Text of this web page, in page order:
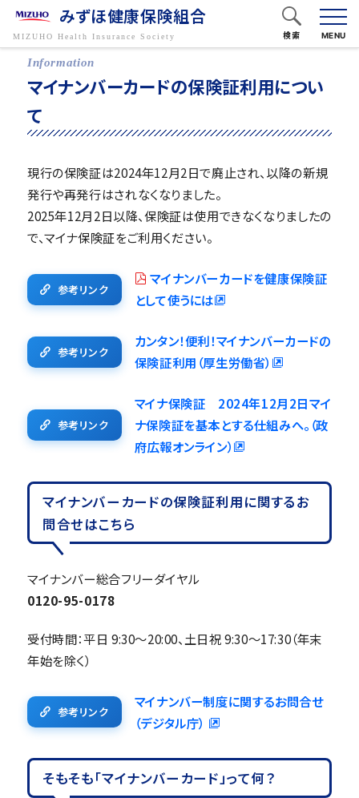
みずほ健康保険組合
MENU
検索
フリーワードで検索
キーワードから探す
マイナンバーカードの保険証利用につい
て
現行の保険証は2024年12月2日で廃止され、以降の新規
発行や再発行はされなくなりました。
2025年12月2日以降、保険証は使用できなくなりましたの
で、マイナ保険証をご利用ください。
参考リンク
マイナンバーカードを健康保険証
として使うには
参考リンク
カンタン！便利！マイナンバーカードの
保険証利用（厚生労働省）
参考リンク
マイナ保険証 2024年12月2日マイ
ナ保険証を基本とする仕組みへ。（政
府広報オンライン）
マイナンバーカードの保険証利用に関するお
問合せはこちら
マイナンバー総合フリーダイヤル
0120-95-0178
受付時間：平日 9:30～20:00、土日祝 9:30～17:30（年末
年始を除く）
参考リンク
マイナンバー制度に関するお問合せ
（デジタル庁）
そもそも「マイナンバーカード」って何？